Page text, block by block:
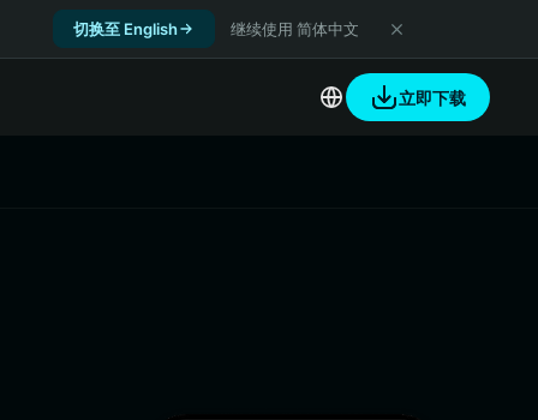
切换至 English 继续使用 简体中文
立即下载